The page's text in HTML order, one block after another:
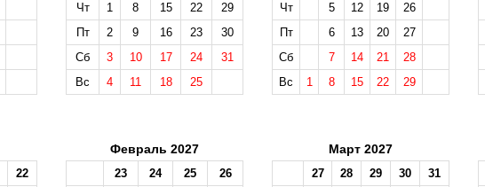
Чт
1 8 15 22
29
Пт
2 9 16 23
30
Сб
3 10 17 24
31
Вс
4 11 18 25
Чт
5 12 19
26
Пт
6 13 20
27
Сб
7 14 21
28
Вс
1 8 15 22 29
22
Февраль 2027
23 24 25
26
Март 2027
27 28 29 30
31